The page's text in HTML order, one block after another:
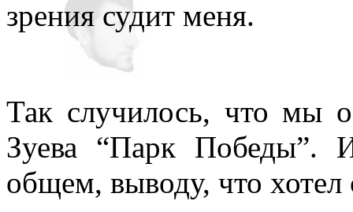
зрения судит меня.
Так случилось, что мы
Зуева “Парк
общем, выводу, что хотел